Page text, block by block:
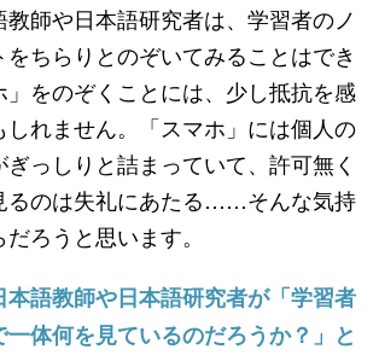
師や日本語研究者は、学習者のノ
ちらりとのぞいてみることはでき
」をのぞくことには、少し抵抗を感
しれません。「スマホ」には個人の
っしりと詰まっていて、許可無く
るのは失礼にあたる……そんな気持
ろうと思います。
本語教師や日本語研究者が「学習者
体何を見ているのだろうか？」と